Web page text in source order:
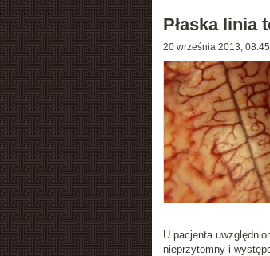
Płaska linia
20 września 2013, 08:45
U pacjenta
nieprzytomny i